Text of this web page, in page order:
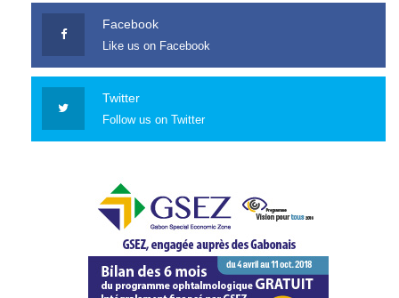
Facebook
Like us on Facebook
Twitter
Follow us on Twitter